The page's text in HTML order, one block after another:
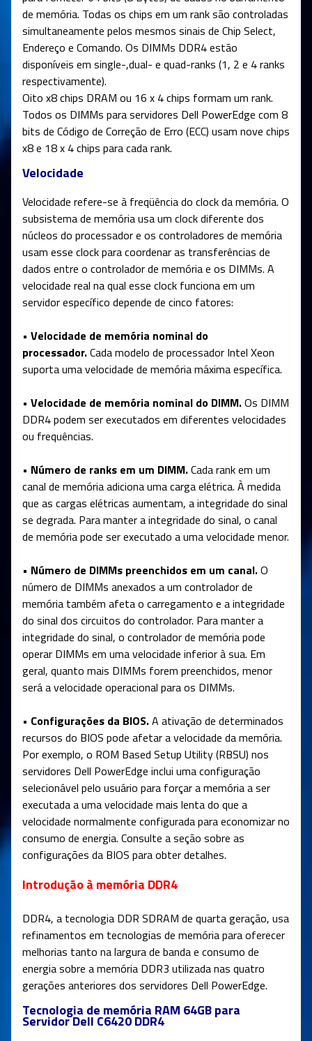
de memória. Todas os chips em um rank são controladas
simultaneamente pelos mesmos sinais de Chip Select,
Endereço e Comando. Os DIMMs DDR4 estão
disponíveis em single-,dual- e quad-ranks (1, 2 e 4 ranks
respectivamente).
Oito x8 chips DRAM ou 16 x 4 chips formam um rank.
Todos os DIMMs para servidores Dell PowerEdge com 8
bits de Código de Correção de Erro (ECC) usam nove chips
x8 e 18 x 4 chips para cada rank.
Velocidade
Velocidade refere-se à freqüência do clock da memória. O
subsistema de memória usa um clock diferente dos
núcleos do processador e os controladores de memória
usam esse clock para coordenar as transferências de
dados entre o controlador de memória e os DIMMs. A
velocidade real na qual esse clock funciona em um
servidor específico depende de cinco fatores:
• Velocidade de memória nominal do
processador.Cada modelo de processador Intel Xeon
suporta uma velocidade de memória máxima específica.
• Velocidade de memória nominal do DIMM.Os DIMM
DDR4 podem ser executados em diferentes velocidades
ou frequências.
• Número de ranks em um DIMM.Cada rank em um
canal de memória adiciona uma carga elétrica. À medida
que as cargas elétricas aumentam, a integridade do sinal
se degrada. Para manter a integridade do sinal, o canal
de memória pode ser executado a uma velocidade menor.
• Número de DIMMs preenchidos em um canal.O
número de DIMMs anexados a um controlador de
memória também afeta o carregamento e a integridade
do sinal dos circuitos do controlador. Para manter a
integridade do sinal, o controlador de memória pode
operar DIMMs em uma velocidade inferior à sua. Em
geral, quanto mais DIMMs forem preenchidos, menor
será a velocidade operacional para os DIMMs.
• Configurações da BIOS.A ativação de determinados
recursos do BIOS pode afetar a velocidade da memória.
Por exemplo, o ROM Based Setup Utility (RBSU) nos
servidores Dell PowerEdge inclui uma configuração
selecionável pelo usuário para forçar a memória a ser
executada a uma velocidade mais lenta do que a
velocidade normalmente configurada para economizar no
consumo de energia. Consulte a seção sobre as
configurações da BIOS para obter detalhes.
Introdução à memória DDR4
DDR4, a tecnologia DDR SDRAM de quarta geração, usa
refinamentos em tecnologias de memória para oferecer
melhorias tanto na largura de banda e consumo de
energia sobre a memória DDR3 utilizada nas quatro
gerações anteriores dos servidores Dell PowerEdge.
Tecnologia de memória RAM 64GB para
Servidor Dell C6420 DDR4